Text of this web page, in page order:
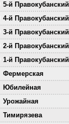
5-й Правокубанский
4-й Правокубанский
3-й Правокубанский
2-й Правокубанский
1-й Правокубанский
Фермерская
Юбилейная
Урожайная
Тимирязева